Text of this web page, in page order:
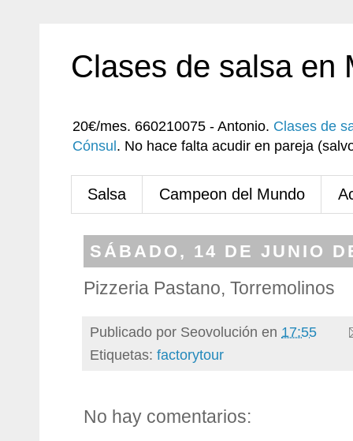
Clases de salsa en
20€/mes. 660210075 - Antonio. Clases de
Cónsul . No hace falta acudir en pareja
Salsa Campeon del Mundo
SÁBADO, 14 DE JUNIO
Pizzeria Pastano, Torremolinos
Publicado por Seovolución en 17:55
Etiquetas: factorytour
No hay comentarios: